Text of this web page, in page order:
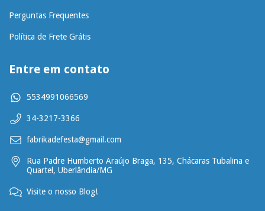
Perguntas Frequentes
Política de Frete Grátis
Entre em contato
5534991066569
34-3217-3366
fabrikadefesta@gmail.com
Rua Padre Humberto Araújo Braga, 135, Chácaras Tubalina e
Quartel, Uberlândia/MG
Visite o nosso Blog!